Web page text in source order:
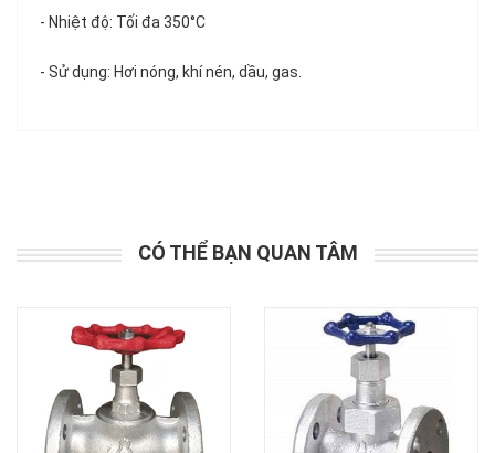
- Nhiệt độ: Tối đa 350°C
- Sử dụng: Hơi nóng, khí nén, dầu, gas.
CÓ THỂ BẠN QUAN TÂM